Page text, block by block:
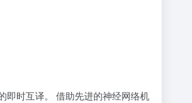
即时互译。 借助先进的神经网络机